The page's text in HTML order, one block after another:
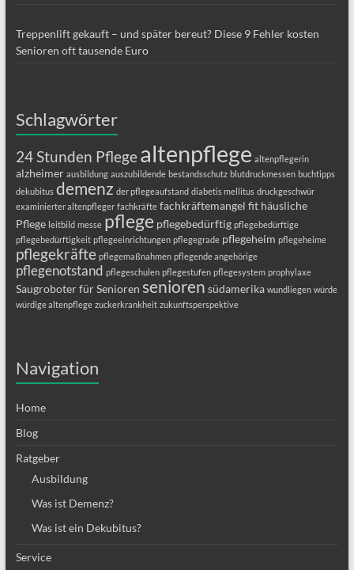
Treppenlift gekauft – und später bereut? Diese 9 Fehler kosten
Senioren oft tausende Euro
Schlagwörter
24 Stunden Pflegealtenpflege altenpflegerin
alzheimer ausbildung auszubildende bestandsschutz blutdruckmessen buchtipps
dekubitus demenz der pflegeaufstand diabetis mellitus druckgeschwür
examinierter altenpfleger fachkräfte fachkräftemangel fit häusliche
Pflege leitbild messe pflege pflegebedürftig pflegebedürftige
pflegebedürftigkeit pflegeeinrichtungen pflegegrade pflegeheim pflegeheime
pflegekräfte pflegemaßnahmen pflegende angehörige
pflegenotstand pflegeschulen pflegestufen pflegesystem prophylaxe
Saugroboter für Senioren senioren südamerika wundliegen würde
würdige altenpflege zuckerkrankheit zukunftsperspektive
Navigation
Home
Blog
Ratgeber
Ausbildung
Was ist Demenz?
Was ist ein Dekubitus?
Service